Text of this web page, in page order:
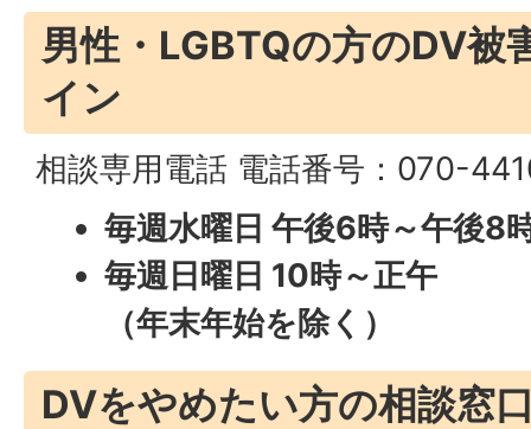
男性・LGBTQの方のDV被
イン
相談専用電話 電話番号：070-
毎週水曜日 午後6時～午後8
毎週日曜日 10時～正午
（年末年始を除く）
DVをやめたい方の相談窓